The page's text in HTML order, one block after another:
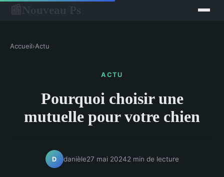
Accueil›Actu
ACTU
Pourquoi choisir une
mutuelle pour votre chien
D danièle27 mai 20242 min de lecture